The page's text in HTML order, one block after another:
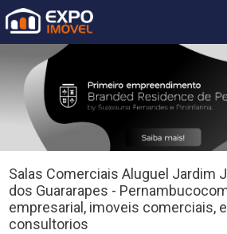
Salas Comerciais Aluguel Jardim
dos Guararapes -
empresarial, imoveis comerciais,
consultorios